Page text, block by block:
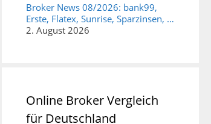
Broker News 08/2026: bank99,
Erste, Flatex, Sunrise, Sparzinsen, …
2. August 2026
Online Broker Vergleich
für Deutschland